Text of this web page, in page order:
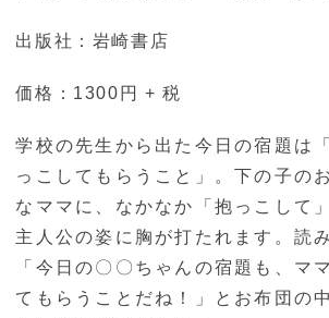
出版社：岩崎書店
価格：1300円 + 税
学校の先生から出た今日の宿題は
っこしてもらうこと」。下の子の
なママに、なかなか「抱っこして
主人公の姿に胸が打たれます。読
「今日の〇〇ちゃんの宿題も、マ
てもらうことだね！」とお布団の